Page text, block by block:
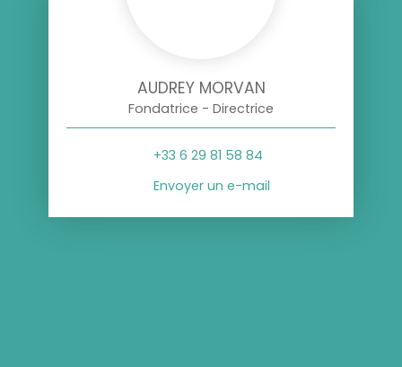
AUDREY MORVAN
Fondatrice - Directrice
+33 6 29 81 58 84
Envoyer un e-mail